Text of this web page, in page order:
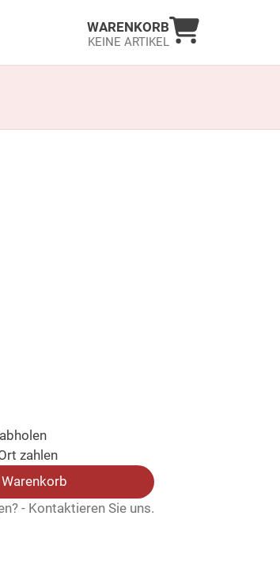
WARENKORB
KEINE ARTIKEL
Warenkorb
zahlen
- Kontaktieren Sie uns.